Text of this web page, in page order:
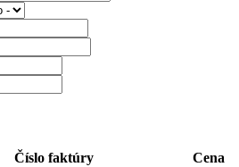
Číslo faktúry
Cena